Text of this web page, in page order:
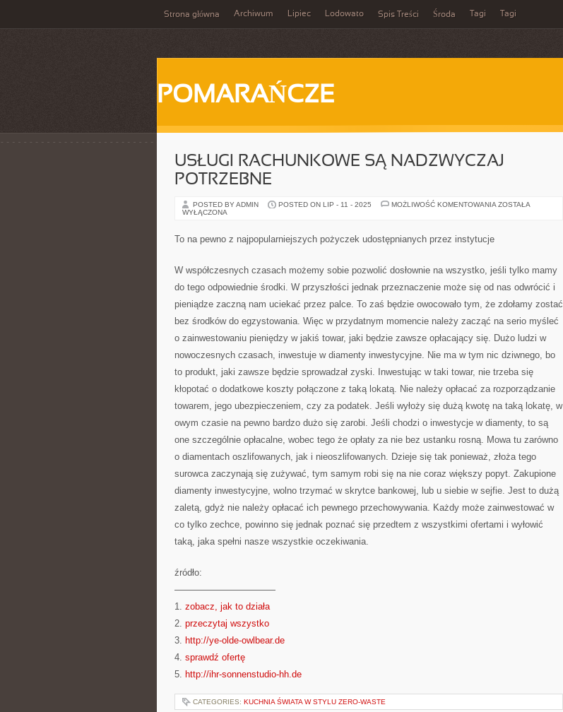
Strona główna Archiwum Lipiec Lodowato Spis Treści Środa Tagi Tagi
POMARAŃCZE
USŁUGI RACHUNKOWE SĄ NADZWYCZAJ
POTRZEBNE
POSTED BY ADMIN POSTED ON LIP - 11 - 2025 MOŻLIWOŚĆ KOMENTOWANIA USŁUGI
ZOSTAŁA
WYŁĄCZONA
To na pewno z najpopularniejszych pożyczek udostępnianych przez instytucje
W współczesnych czasach możemy sobie pozwolić dosłownie na wszystko, jeśli tylko mamy
do tego odpowiednie środki. W przyszłości jednak przeznaczenie może się od nas odwrócić i
pieniądze zaczną nam uciekać przez palce. To zaś będzie owocowało tym, że zdołamy zostać
bez środków do egzystowania. Więc w przydatnym momencie należy zacząć na serio myśleć
o zainwestowaniu pieniędzy w jakiś towar, jaki będzie zawsze opłacający się. Dużo ludzi w
nowoczesnych czasach, inwestuje w diamenty inwestycyjne. Nie ma w tym nic dziwnego, bo
to produkt, jaki zawsze będzie sprowadzał zyski. Inwestując w taki towar, nie trzeba się
kłopotać o dodatkowe koszty połączone z taką lokatą. Nie należy opłacać za rozporządzanie
towarem, jego ubezpieczeniem, czy za podatek. Jeśli wyłoży się dużą kwotę na taką lokatę, w
owym czasie na pewno bardzo dużo się zarobi. Jeśli chodzi o inwestycje w diamenty, to są
one szczególnie opłacalne, wobec tego że opłaty za nie bez ustanku rosną. Mowa tu zarówno
o diamentach oszlifowanych, jak i nieoszlifowanych. Dzieje się tak ponieważ, złoża tego
surowca zaczynają się zużywać, tym samym robi się na nie coraz większy popyt. Zakupione
diamenty inwestycyjne, wolno trzymać w skrytce bankowej, lub u siebie w sejfie. Jest to dużą
zaletą, gdyż nie należy opłacać ich pewnego przechowywania. Każdy może zainwestować w
co tylko zechce, powinno się jednak poznać się przedtem z wszystkimi ofertami i wyłowić
taką, jaka spełni nasze wszystkie oczekiwania.
źródło:
———————————
1. zobacz, jak to działa
2. przeczytaj wszystko
3. http://ye-olde-owlbear.de
4. sprawdź ofertę
5. http://ihr-sonnenstudio-hh.de
CATEGORIES: KUCHNIA ŚWIATA W STYLU ZERO-WASTE